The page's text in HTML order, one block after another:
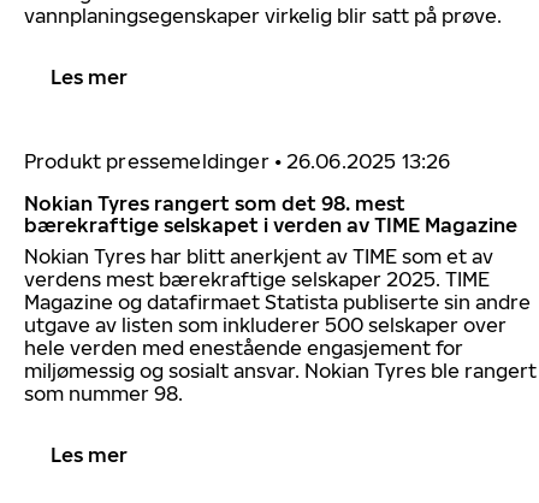
vannplaningsegenskaper virkelig blir satt på prøve.
Les mer
Produkt pressemeldinger • 26.06.2025 13:26
Nokian Tyres rangert som det 98. mest
bærekraftige selskapet i verden av TIME Magazine
Nokian Tyres har blitt anerkjent av TIME som et av
verdens mest bærekraftige selskaper 2025. TIME
Magazine og datafirmaet Statista publiserte sin andre
utgave av listen som inkluderer 500 selskaper over
hele verden med enestående engasjement for
miljømessig og sosialt ansvar. Nokian Tyres ble rangert
som nummer 98.
Les mer